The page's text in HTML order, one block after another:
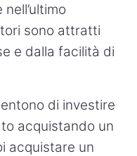
sono attratti
e dalla facilità di
di investire
acquistando un
acquistare un